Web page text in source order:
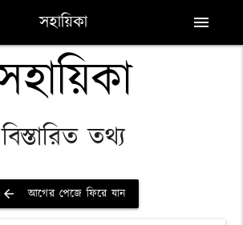
সহায়িকা menu
বিস্তারিত তথ্য
arrow_back আগের পেজে ফিরে যান